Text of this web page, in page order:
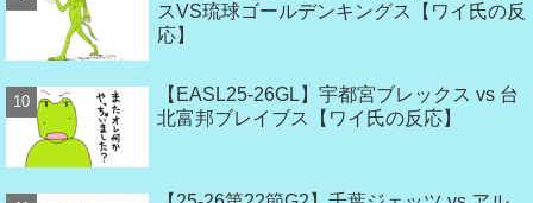
スVS琉球ゴールデンキングス【ワイ氏の反
応】
【EASL25-26GL】宇都宮ブレックス vs 台
北富邦ブレイブス【ワイ氏の反応】